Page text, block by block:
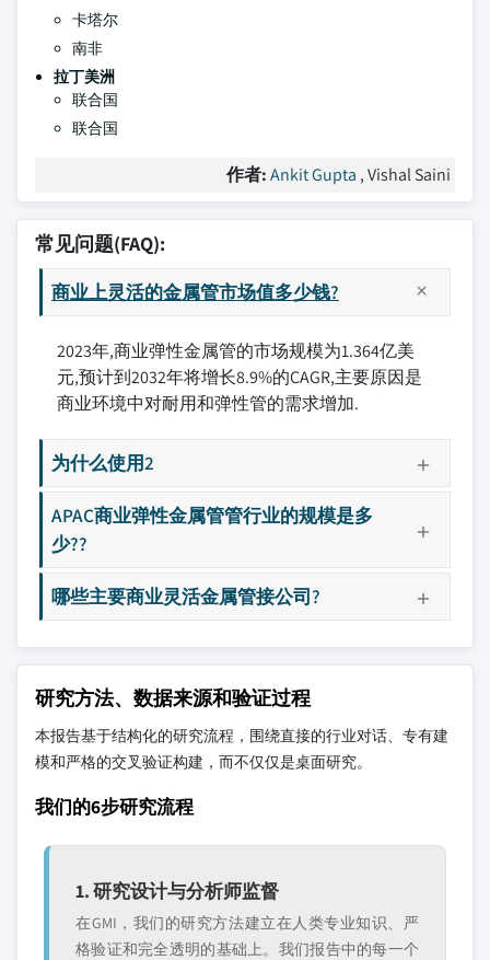
卡塔尔
南非
拉丁美洲
联合国
联合国
作者:Ankit Gupta , Vishal Saini
常见问题(FAQ):
商业上灵活的金属管市场值多少钱?
2023年,商业弹性金属管的市场规模为1.364亿美
元,预计到2032年将增长8.9%的CAGR,主要原因是
商业环境中对耐用和弹性管的需求增加.
为什么使用2
APAC商业弹性金属管管行业的规模是多
少??
哪些主要商业灵活金属管接公司?
研究方法、数据来源和验证过程
本报告基于结构化的研究流程，围绕直接的行业对话、专有建
模和严格的交叉验证构建，而不仅仅是桌面研究。
我们的6步研究流程
1. 研究设计与分析师监督
在GMI，我们的研究方法建立在人类专业知识、严
格验证和完全透明的基础上。我们报告中的每一个